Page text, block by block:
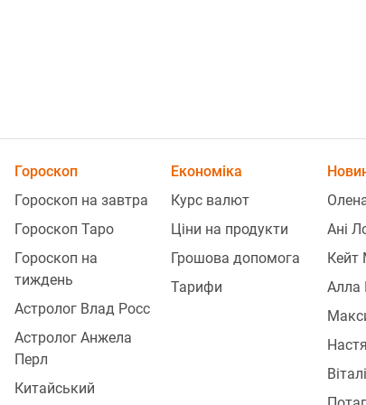
Гороскоп
Гороскоп на завтра
Гороскоп Таро
Гороскоп на
тиждень
Астролог Влад Росс
Астролог Анжела
Перл
Китайський
Економіка
Курс валют
Ціни на продукти
Грошова допомога
Тарифи
Ані
Кейт
Алла